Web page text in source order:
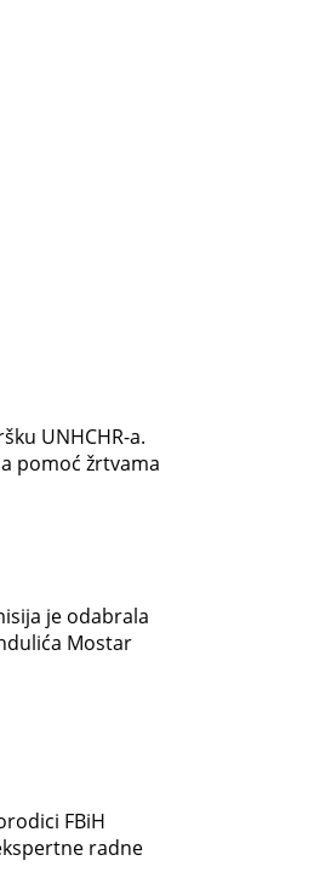
UNHCHR-a.
pomoć žrtvama
je odabrala
Mostar
FBiH
radne